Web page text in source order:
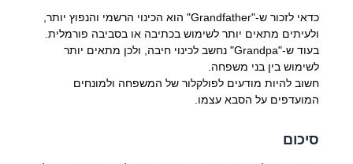
כדאי לזכור ש-"Grandfather" הוא הכינוי הרשמי והנפוץ יותר,
ולעיתים מתאים יותר לשימוש בכתיבה או בסביבה פורמלית.
בעוד ש-"Grandpa" נחשב לכינוי חיבה, ולכן מתאים יותר
לשימוש בין בני משפחה.
חשוב להיות מודעים לפולקלור של המשפחה ולמונחים
המועדפים על הסבא עצמו.
סיכום